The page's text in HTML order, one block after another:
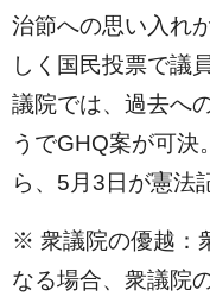
治節への思い入れ
しく国民投票で議
議院では、過去へ
うでGHQ案が可
ら、5月3日が憲法
※ 衆議院の優越：
なる場合、衆議院